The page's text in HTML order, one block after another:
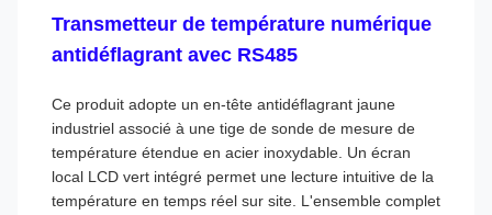
Transmetteur de température numérique
antidéflagrant avec RS485
Ce produit adopte un en-tête antidéflagrant jaune
industriel associé à une tige de sonde de mesure de
température étendue en acier inoxydable. Un écran
local LCD vert intégré permet une lecture intuitive de la
température en temps réel sur site. L'ensemble complet